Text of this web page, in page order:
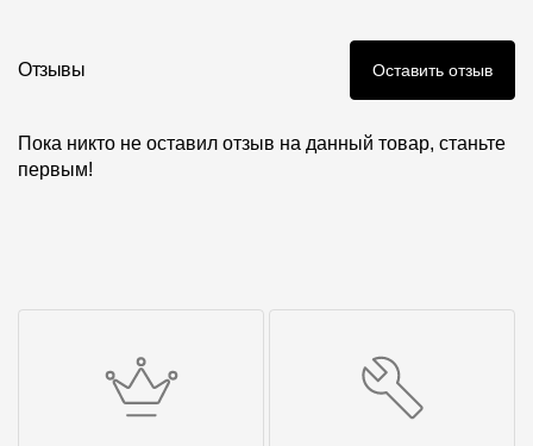
Отзывы Оставить отзыв
Пока никто не оставил отзыв на данный товар, станьте
первым!